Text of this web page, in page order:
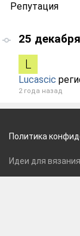
Репутация
25
Lucascic
2 года назад
Политика
Идеи для